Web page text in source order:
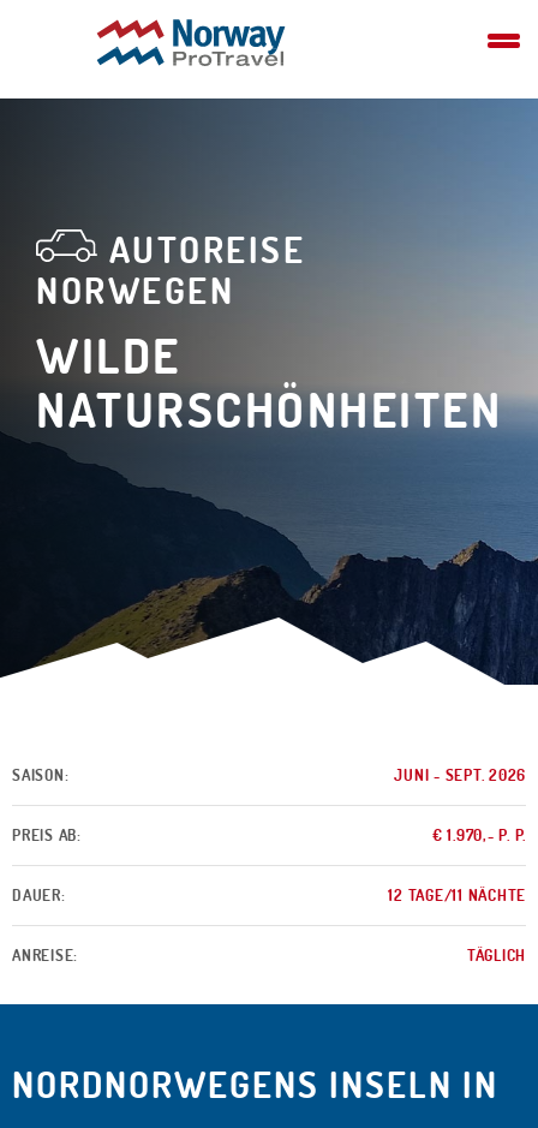
AUTOREISE
NORWEGEN
WILDE
NATURSCHÖNHEITEN
SAISON: JUNI - SEPT. 2026
PREIS AB: € 1.970,- P. P.
DAUER: 12 TAGE/11 NÄCHTE
ANREISE: TÄGLICH
NORDNORWEGENS INSELN IN